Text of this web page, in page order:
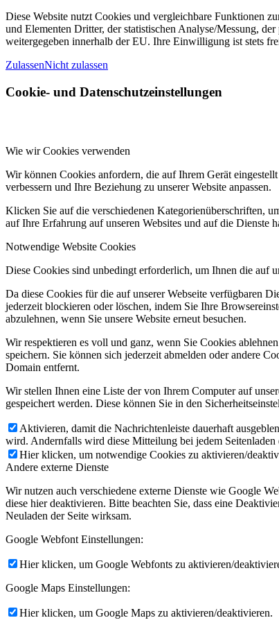
Diese Website nutzt Cookies und vergleichbare Funktionen
und Elementen Dritter, der statistischen Analyse/Messung,
weitergegeben innerhalb der EU. Ihre Einwilligung ist stets
ZulassenNicht zulassen
Cookie- und Datenschutzeinstellungen
Wie wir Cookies verwenden
Wir können Cookies anfordern, die auf Ihrem Gerät
verbessern und Ihre Beziehung zu unserer Website anpassen.
Klicken Sie auf die verschiedenen Kategorienüberschriften,
auf Ihre Erfahrung auf unseren Websites und auf die Dienste
Notwendige Website Cookies
Diese Cookies sind unbedingt erforderlich, um Ihnen die auf
Da diese Cookies für die auf unserer Webseite verfügbaren
jederzeit blockieren oder löschen, indem Sie Ihre
abzulehnen, wenn Sie unsere Website erneut besuchen.
Wir respektieren es voll und ganz, wenn Sie Cookies
speichern. Sie können sich jederzeit abmelden oder andere
Domain entfernt.
Wir stellen Ihnen eine Liste der von Ihrem Computer auf
gespeichert werden. Diese können Sie in den
Aktivieren, damit die Nachrichtenleiste dauerhaft
wird. Andernfalls wird diese Mitteilung bei jedem Seitenladen
Hier klicken, um notwendige Cookies zu aktivieren/
Andere externe Dienste
Wir nutzen auch verschiedene externe Dienste wie Google
diese hier deaktivieren. Bitte beachten Sie, dass eine
Neuladen der Seite wirksam.
Google Webfont Einstellungen:
Hier klicken, um Google Webfonts zu aktivieren/
Google Maps Einstellungen:
Hier klicken, um Google Maps zu aktivieren/deaktivieren.